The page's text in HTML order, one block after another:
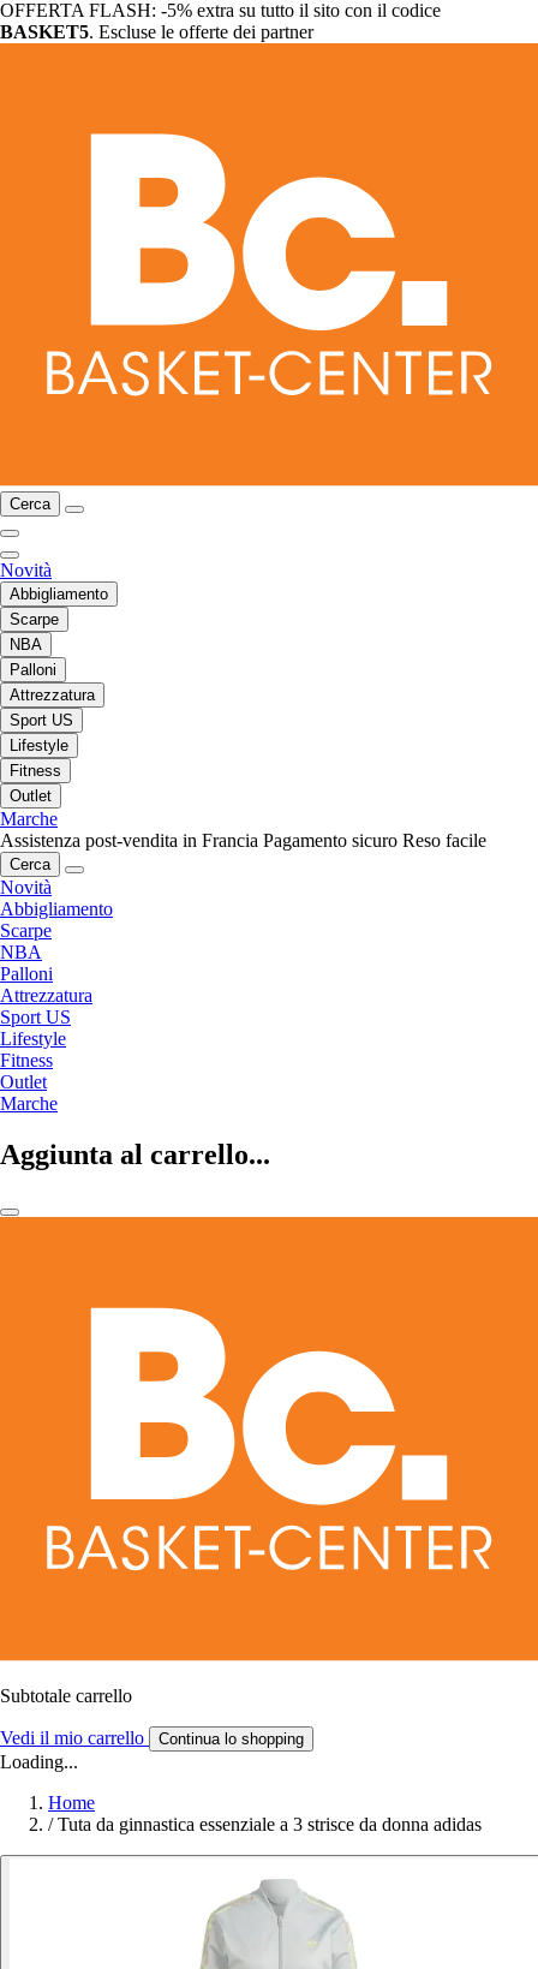
OFFERTA FLASH: -5% extra su tutto il sito con il codice
BASKET5. Escluse le offerte dei partner
Cerca
Novità
Abbigliamento
Scarpe
NBA
Palloni
Attrezzatura
Sport US
Lifestyle
Fitness
Outlet
Marche
Assistenza post-vendita in Francia Pagamento sicuro Reso facile
Cerca
Novità
Abbigliamento
Scarpe
NBA
Palloni
Attrezzatura
Sport US
Lifestyle
Fitness
Outlet
Marche
Aggiunta al carrello...
Subtotale carrello
Vedi il mio carrello Continua lo shopping
Loading...
Home
/ Tuta da ginnastica essenziale a 3 strisce da donna adidas